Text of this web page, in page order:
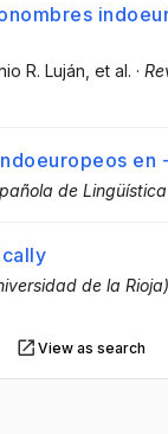
R. Luján , et al. ·
en
de Lingüística
de la Rioja)
View as search